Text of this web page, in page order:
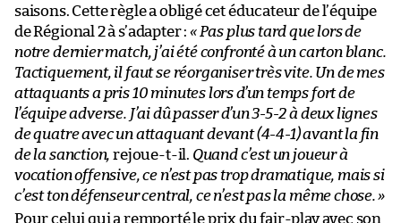
saisons. Cette règle a obligé cet éducateur de l’équipe
de Régional 2 à s’adapter : « Pas plus tard que lors de
notre dernier match, j’ai été confronté à un carton blanc.
Tactiquement, il faut se réorganiser très vite. Un de mes
attaquants a pris 10 minutes lors d’un temps fort de
l’équipe adverse. J’ai dû passer d’un 3-5-2 à deux lignes
de quatre avec un attaquant devant (4-4-1) avant la fin
de la sanction,rejoue-t-il. Quand c’est un joueur à
vocation offensive, ce n’est pas trop dramatique, mais si
c’est ton défenseur central, ce n’est pas la même chose.»
Pour celui qui a remporté le prix du fair-play avec son